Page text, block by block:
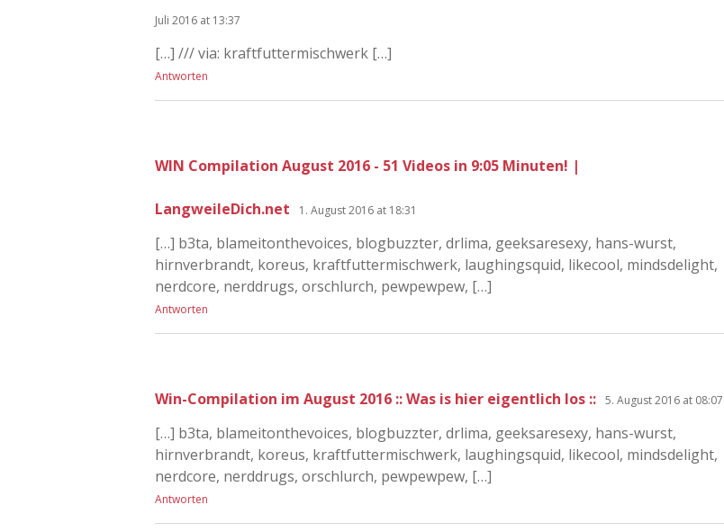
Juli 2016 at 13:37
[…] /// via: kraftfuttermischwerk […]
Antworten
WIN Compilation August 2016 - 51 Videos in 9:05 Minuten! |
LangweileDich.net 1. August 2016 at 18:31
[…] b3ta, blameitonthevoices, blogbuzzter, drlima, geeksaresexy, hans-wurst,
hirnverbrandt, koreus, kraftfuttermischwerk, laughingsquid, likecool, mindsdelight,
nerdcore, nerddrugs, orschlurch, pewpewpew, […]
Antworten
Win-Compilation im August 2016 :: Was is hier eigentlich los :: 5. August 2016 at 08:07
[…] b3ta, blameitonthevoices, blogbuzzter, drlima, geeksaresexy, hans-wurst,
hirnverbrandt, koreus, kraftfuttermischwerk, laughingsquid, likecool, mindsdelight,
nerdcore, nerddrugs, orschlurch, pewpewpew, […]
Antworten